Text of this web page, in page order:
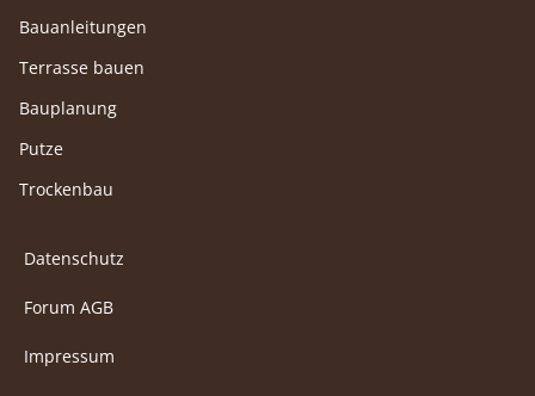
Bauanleitungen
Terrasse bauen
Bauplanung
Putze
Trockenbau
Datenschutz
Forum AGB
Impressum